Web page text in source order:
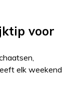
voor
elk weekend